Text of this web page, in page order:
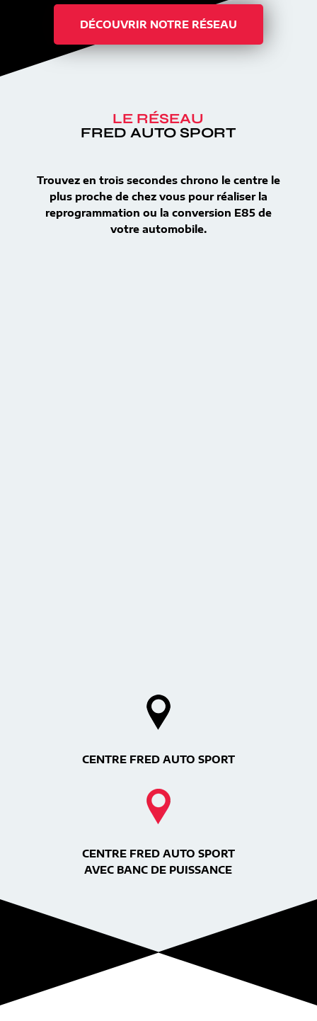
DÉCOUVRIR NOTRE RÉSEAU
LE RÉSEAU
FRED AUTO SPORT
Trouvez en trois secondes chrono le centre le
plus proche de chez vous pour réaliser la
reprogrammation ou la conversion E85 de
votre automobile.
CENTRE FRED AUTO SPORT
CENTRE FRED AUTO SPORT
AVEC BANC DE PUISSANCE